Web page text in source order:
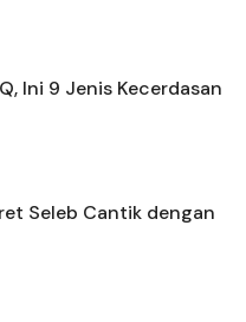
Ini 9 Jenis Kecerdasan
Seleb Cantik dengan